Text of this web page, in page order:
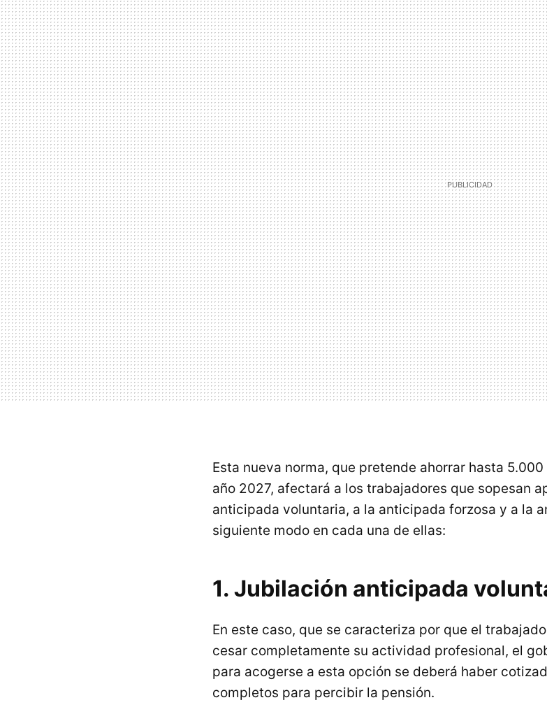
Esta nueva norma, que pretende ahorrar hasta
año 2027, afectará a los trabajadores que sopesan
anticipada voluntaria, a la anticipada forzosa y a la
siguiente modo en cada una de ellas:
1. Jubilación anticipada
En este caso, que se caracteriza por que el
cesar completamente su actividad profesional, el
para acogerse a esta opción se deberá haber
completos para percibir la pensión.